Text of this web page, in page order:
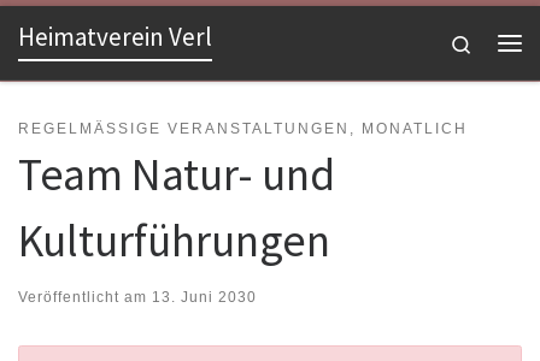
Zum Inhalt springen
Heimatverein Verl
Search
REGELMÄSSIGE VERANSTALTUNGEN, MONATLICH
Team Natur- und
Kulturführungen
Veröffentlicht am 13. Juni 2030